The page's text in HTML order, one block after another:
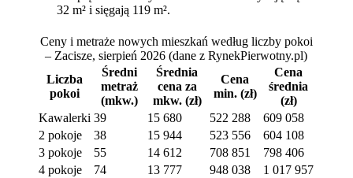
32 m² i sięgają 119 m².
Ceny i metraże nowych mieszkań według liczby pokoi
– Zacisze, sierpień 2026 (dane z RynekPierwotny.pl)
Liczba
pokoi
Średni
metraż
(mkw.)
Średnia
cena za
mkw. (zł)
Cena
min. (zł)
Cena
średnia
(zł)
Kawalerki 39 15 680 522 288
609 058
2 pokoje
38 15 944 523 556
604 108
3 pokoje
55 14 612 708 851
798 406
4 pokoje
74 13 777 948 038
1 017 957